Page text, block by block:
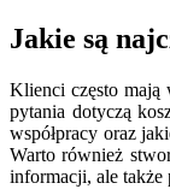
Jakie są
Klienci często mają
pytania dotyczą
współpracy oraz
Warto również
informacji, ale także